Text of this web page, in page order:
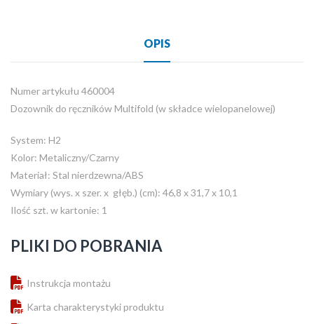
OPIS
Numer artykułu 460004
Dozownik do ręczników Multifold (w składce wielopanelowej)
System: H2
Kolor: Metaliczny/Czarny
Materiał: Stal nierdzewna/ABS
Wymiary (wys. x szer. x głęb.) (cm): 46,8 x 31,7 x 10,1
Ilość szt. w kartonie: 1
PLIKI DO POBRANIA
Instrukcja montażu
Karta charakterystyki produktu